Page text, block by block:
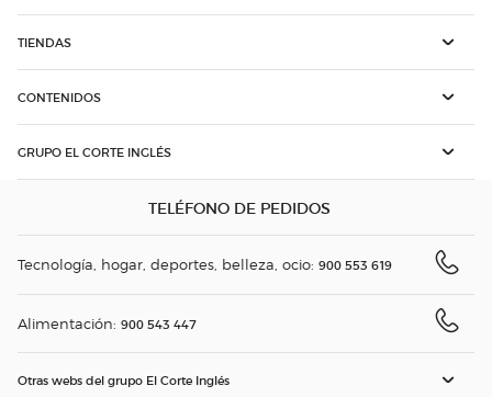
TIENDAS
CONTENIDOS
GRUPO EL CORTE INGLÉS
TELÉFONO DE PEDIDOS
Tecnología, hogar, deportes, belleza, ocio: 900 553 619
Alimentación: 900 543 447
Otras webs del grupo El Corte Inglés